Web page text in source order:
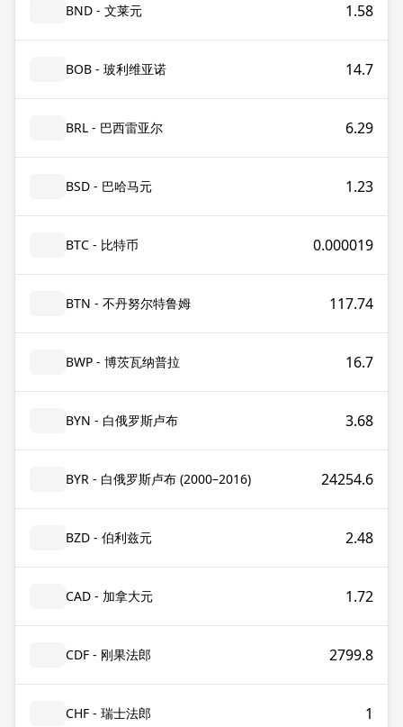
BND - 文莱元 1.58
BOB - 玻利维亚诺 14.7
BRL - 巴西雷亚尔 6.29
BSD - 巴哈马元 1.23
BTC - 比特币 0.000019
BTN - 不丹努尔特鲁姆 117.74
BWP - 博茨瓦纳普拉 16.7
BYN - 白俄罗斯卢布 3.68
BYR - 白俄罗斯卢布 (2000–2016) 24254.6
BZD - 伯利兹元 2.48
CAD - 加拿大元 1.72
CDF - 刚果法郎 2799.8
CHF - 瑞士法郎 1